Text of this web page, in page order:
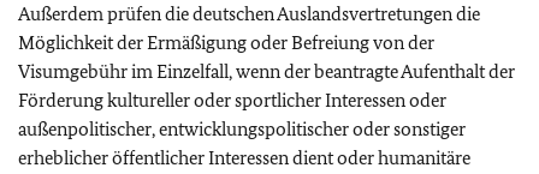
Außerdem prüfen die deutschen Auslandsvertretungen die
Möglichkeit der Ermäßigung oder Befreiung von der
Visumgebühr im Einzelfall, wenn der beantragte Aufenthalt der
Förderung kultureller oder sportlicher Interessen oder
außenpolitischer, entwicklungspolitischer oder sonstiger
erheblicher öffentlicher Interessen dient oder humanitäre